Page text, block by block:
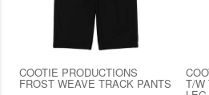
COOTIE PRODUCTIONS
FROST WEAVE TRACK PANTS T/W